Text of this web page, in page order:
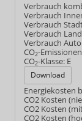
Verbrauch
Verbrauch
Verbrauch
Verbrauch
Verbrauch
CO2-
CO2-Klasse: E
Download
Energiekosten
CO2 Kosten
CO2 Kosten
CO2 Kosten